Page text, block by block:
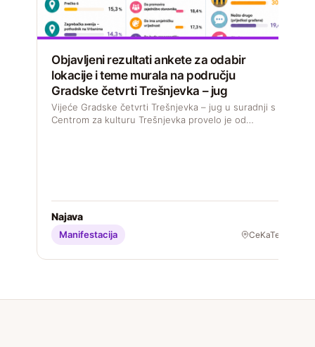
Objavljeni rezultati ankete za odabir
lokacije i teme murala na području
Gradske četvrti Trešnjevka – jug
Vijeće Gradske četvrti Trešnjevka – jug u suradnji s
Centrom za kulturu Trešnjevka provelo je od…
Najava
Manifestacija CeKaTe